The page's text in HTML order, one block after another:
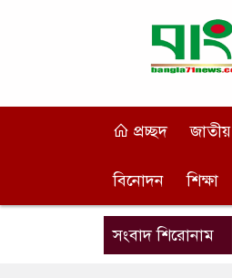
প্রচ্ছদ জাতীয়
বিনোদন শিক্ষা
সংবাদ শিরোনাম